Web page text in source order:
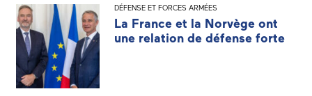
DÉFENSE ET FORCES ARMÉES
La France et la Norvège ont
une relation de défense forte